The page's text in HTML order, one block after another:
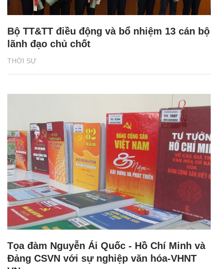
THỜI SỰ
Bộ TT&TT điều động và bổ nhiệm 13 cán bộ
lãnh đạo chủ chốt
Tọa đàm Nguyễn Ái Quốc - Hồ Chí Minh và
Đảng CSVN với sự nghiệp văn hóa-VHNT